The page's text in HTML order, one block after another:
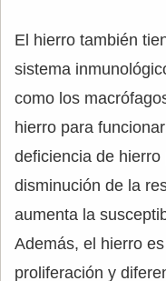
El hierro también
sistema
como los
hierro para
deficiencia de
disminución de la
aumenta la
Además, el hierro
proliferación y